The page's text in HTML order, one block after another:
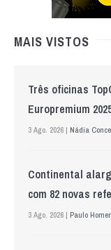
MAIS VISTOS
Três oficinas
Europremium
3 Ago. 2026 | Nádia
Continental
com 82 novas
3 Ago. 2026 | Paulo